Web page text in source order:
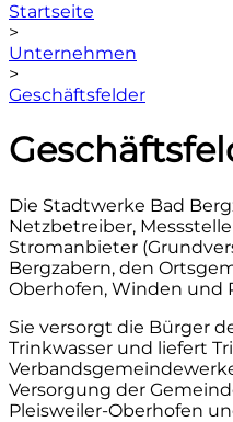
Startseite
>
Unternehmen
>
Geschäftsfelder
Die Stadtwerke Bad
Netzbetreiber,
Stromanbieter
Bergzabern, den
Oberhofen, Winden und
Sie versorgt die Bürger
Trinkwasser und liefert
Versorgung der
Pleisweiler-Oberhofen